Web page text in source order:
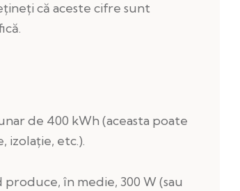
că aceste cifre sunt
de 400 kWh (aceasta poate
izolație, etc.).
în medie, 300 W (sau